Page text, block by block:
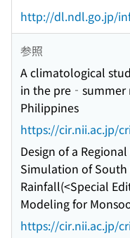
http://dl.ndl.go.jp/
参照
A climatological
in the pre‐summer
Philippines
https://cir.nii.ac.jp/
Design of a
Simulation of South
Rainfall(<Special
Modeling for
https://cir.nii.ac.jp/